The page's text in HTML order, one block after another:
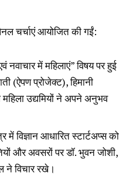
चर्चाएं आयोजित की गईं:
नवाचार में महिलाएं” विषय पर हुई
(ऐपण प्रोजेक्ट), हिमानी
महिला उद्यमियों ने अपने अनुभव
में विज्ञान आधारित स्टार्टअप्स को
और अवसरों पर डॉ. भुवन जोशी,
ने विचार रखे।